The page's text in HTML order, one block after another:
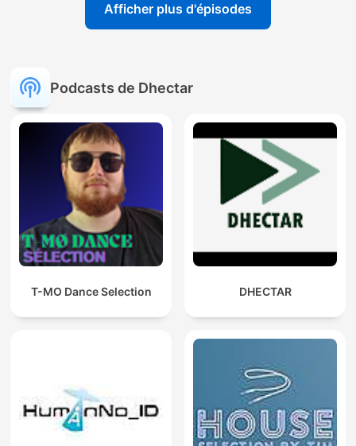
Afficher plus d'épisodes
Podcasts de Dhectar
T-MO Dance Selection DHECTAR